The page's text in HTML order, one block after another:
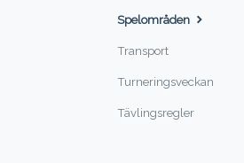
Spelområden
Transport
Turneringsveckan
Tävlingsregler